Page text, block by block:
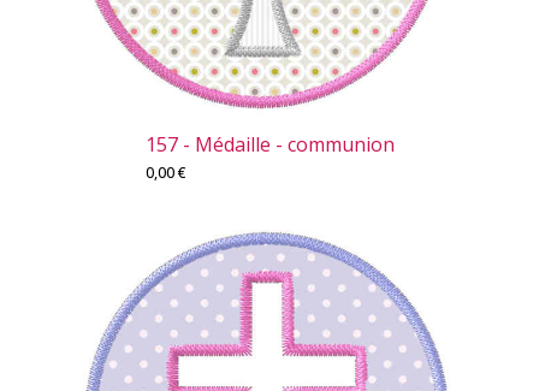
157 - Médaille - communion
0,00€